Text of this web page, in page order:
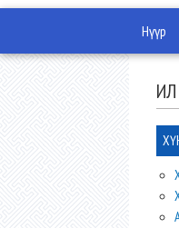
Нүүр